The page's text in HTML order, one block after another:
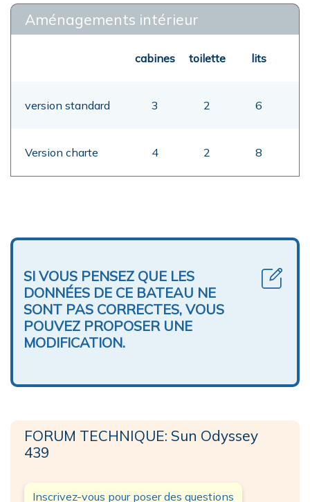
Aménagements intérieur
cabines toilette lits
version standard 3 2 6
Version charte 4 2 8
SI VOUS PENSEZ QUE LES
DONNÉES DE CE BATEAU NE
SONT PAS CORRECTES, VOUS
POUVEZ PROPOSER UNE
MODIFICATION.
FORUM TECHNIQUE: Sun Odyssey
439
Inscrivez-vous pour poser des questions